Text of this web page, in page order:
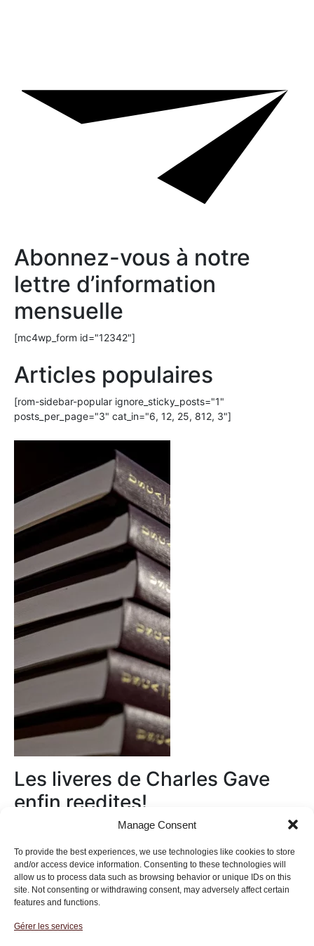
Manage Consent
To provide the best experiences, we use technologies like cookies to store
and/or access device information. Consenting to these technologies will
allow us to process data such as browsing behavior or unique IDs on this
site. Not consenting or withdrawing consent, may adversely affect certain
features and functions.
Gérer les services
Abonnez-vous à notre
lettre d’information
mensuelle
[mc4wp_form id="12342"]
Articles populaires
[rom-sidebar-popular ignore_sticky_posts="1"
posts_per_page="3" cat_in="6, 12, 25, 812, 3"]
Les liveres de Charles Gave
enfin reedites!
Institut des Libertés